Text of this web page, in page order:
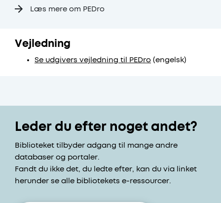
Læs mere om PEDro
Vejledning
Se udgivers vejledning til PEDro (engelsk)
Leder du efter noget andet?
Biblioteket tilbyder adgang til mange andre
databaser og portaler.
Fandt du ikke det, du ledte efter, kan du via linket
herunder se alle bibliotekets e-ressourcer.